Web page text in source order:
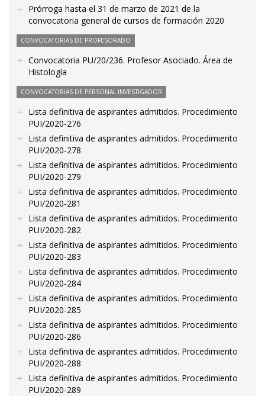
Prórroga hasta el 31 de marzo de 2021 de la
convocatoria general de cursos de formación 2020
CONVOCATORIAS DE PROFESORADO
Convocatoria PU/20/236. Profesor Asociado. Área de
Histología
CONVOCATORIAS DE PERSONAL INVESTIGADOR
Lista definitiva de aspirantes admitidos. Procedimiento
PUI/2020-276
Lista definitiva de aspirantes admitidos. Procedimiento
PUI/2020-278
Lista definitiva de aspirantes admitidos. Procedimiento
PUI/2020-279
Lista definitiva de aspirantes admitidos. Procedimiento
PUI/2020-281
Lista definitiva de aspirantes admitidos. Procedimiento
PUI/2020-282
Lista definitiva de aspirantes admitidos. Procedimiento
PUI/2020-283
Lista definitiva de aspirantes admitidos. Procedimiento
PUI/2020-284
Lista definitiva de aspirantes admitidos. Procedimiento
PUI/2020-285
Lista definitiva de aspirantes admitidos. Procedimiento
PUI/2020-286
Lista definitiva de aspirantes admitidos. Procedimiento
PUI/2020-288
Lista definitiva de aspirantes admitidos. Procedimiento
PUI/2020-289